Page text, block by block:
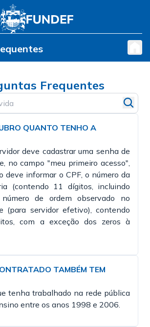
Frequentes
QUANTO TENHO A
deve cadastrar uma senha de
no campo "meu primeiro acesso",
deve informar o CPF, o número da
(contendo 11 dígitos, incluindo
de ordem observado no
(para servidor efetivo), contendo
com a exceção dos zeros à
TAMBÉM TEM
tenha trabalhado na rede pública
entre os anos 1998 e 2006.